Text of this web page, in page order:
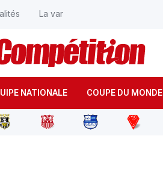
NATIONALE COUPE DU MONDE
La var